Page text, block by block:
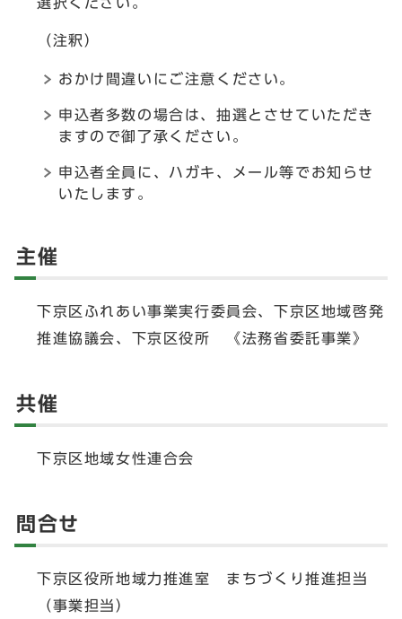
（注釈）
おかけ間違いにご注意ください。
申込者多数の場合は、抽選とさせていただき
ますので御了承ください。
申込者全員に、ハガキ、メール等でお知らせ
いたします。
主催
下京区ふれあい事業実行委員会、下京区地域啓発
推進協議会、下京区役所 《法務省委託事業》
共催
下京区地域女性連合会
問合せ
下京区役所地域力推進室 まちづくり推進担当
（事業担当）